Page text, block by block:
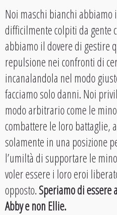
Noi maschi bianchi
difficilmente colpiti da gente
abbiamo il dovere di gestire
repulsione nei confronti di
incanalandola nel modo
facciamo solo danni. Noi
modo arbitrario come le
combattere le loro battaglie,
solamente in una posizione
l’umiltà di supportare le
voler essere i loro eroi
opposto.Speriamo di essere
Abby e non Ellie.